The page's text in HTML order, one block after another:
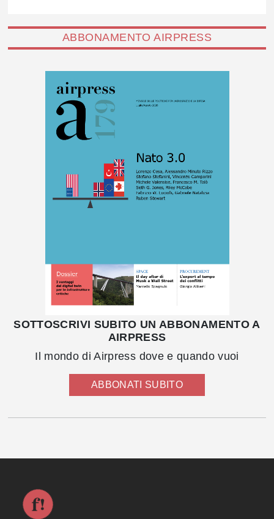
ABBONAMENTO AIRPRESS
SOTTOSCRIVI SUBITO UN ABBONAMENTO A
AIRPRESS
Il mondo di Airpress dove e quando vuoi
ABBONATI SUBITO